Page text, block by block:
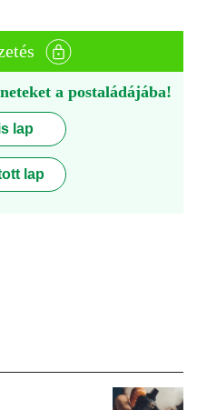
a postaládájába!
lap
lap